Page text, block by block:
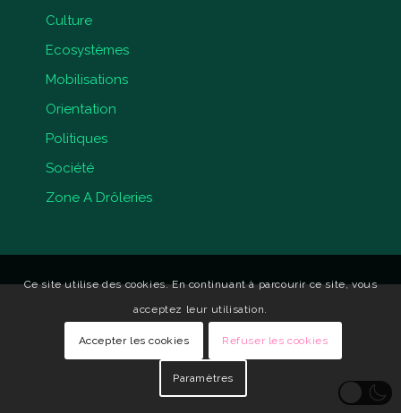
Culture
Ecosystèmes
Mobilisations
Orientation
Politiques
Société
Zone A Drôleries
Ce site utilise des cookies. En continuant à parcourir ce site, vous
acceptez leur utilisation.
Accepter les cookies Refuser les cookies
Paramètres